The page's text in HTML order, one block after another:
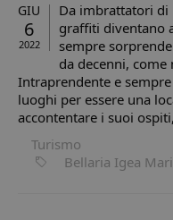
GIU
6
2022
Da imbrattatori
graffiti diventano
sempre
da decenni, come
Intraprendente e
luoghi per essere una
accontentare i suoi
Turismo
Bellaria Igea